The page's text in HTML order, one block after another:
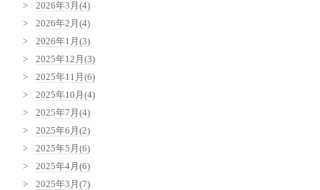
2026年3月(4)
2026年2月(4)
2026年1月(3)
2025年12月(3)
2025年11月(6)
2025年10月(4)
2025年7月(4)
2025年6月(2)
2025年5月(6)
2025年4月(6)
2025年3月(7)